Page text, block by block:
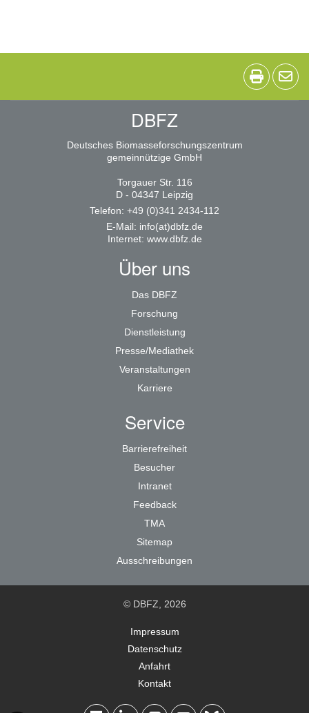
DBFZ
Deutsches Biomasseforschungszentrum
gemeinnützige GmbH
Torgauer Str. 116
D - 04347 Leipzig
Telefon: +49 (0)341 2434-112
E-Mail: info(at)dbfz.de
Internet: www.dbfz.de
Über uns
Das DBFZ
Forschung
Dienstleistung
Presse/Mediathek
Veranstaltungen
Karriere
Service
Barrierefreiheit
Besucher
Intranet
Feedback
TMA
Sitemap
Ausschreibungen
© DBFZ, 2026
Impressum
Datenschutz
Anfahrt
Kontakt